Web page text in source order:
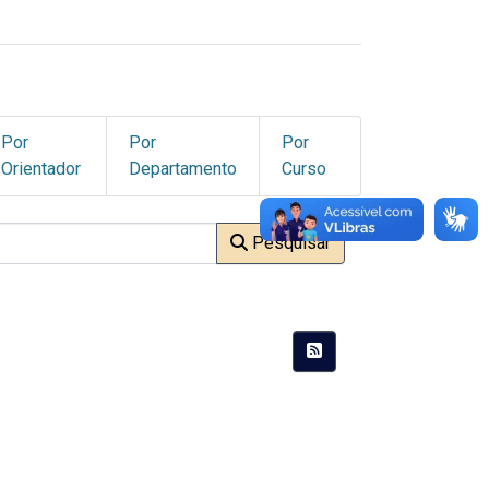
Por
Orientador
Por
Departamento
Por
Curso
Pesquisar